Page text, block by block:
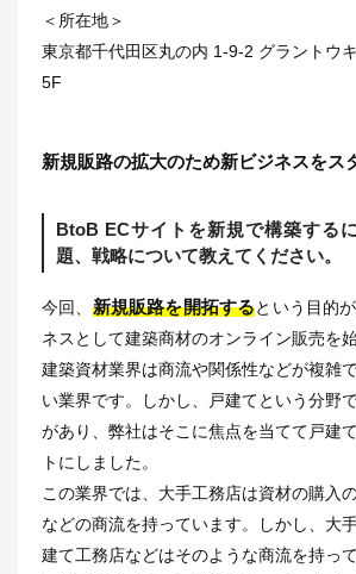
＜所在地＞
東京都千代田区丸の内 1-9-2 グラントウ
5F
新規販路の拡大のため新ビジネスをス
BtoB ECサイトを新規で構築する
題、戦略について教えてください。
今回、 新規販路を開拓するという目的
ネスとして建築商材のオンライン販売を始
建築資材業界は商流や関係性などが複雑
い業界です。しかし、戸建てという分野
があり、弊社はそこに焦点を当てて戸建
トにしました。
この業界では、大手工務店は資材の購入
などの商流を持っています。しかし、大
建て工務店などはそのような商流を持っ